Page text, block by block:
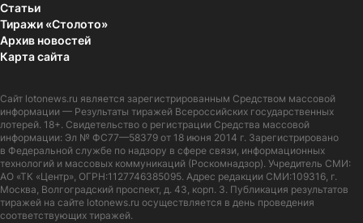
Статьи
Тиражи «Столото»
Архив новостей
Карта сайта
Сайт lotonews.ru является зарегистрированным Средством массовой
информации — Результаты тиражей Всероссийских государственных
лотерей. 18+. Свидетельство о регистрации Средства массовой
информации: Эл № ФС77—58379 от 18 июня 2014 г. Зарегистрировано
в Федеральной службе по надзору в сфере связи, информационных
технологий и массовых коммуникаций (Роскомнадзор). Учредитель СМИ:
АО «ТК «Центр», ОГРН:1127746385095. Адрес редакции СМИ:109316, г.
Москва, Волгоградский проспект, д. 43, корп. 3. Публикация результатов
тиражей на сайте lotonews.ru осуществляется в день проведения
соответствующих тиражей.